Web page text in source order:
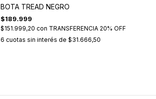
BOTA TREAD NEGRO
$189.999
$151.999,20con TRANSFERENCIA 20% OFF
6 cuotas sin interés de$31.666,50